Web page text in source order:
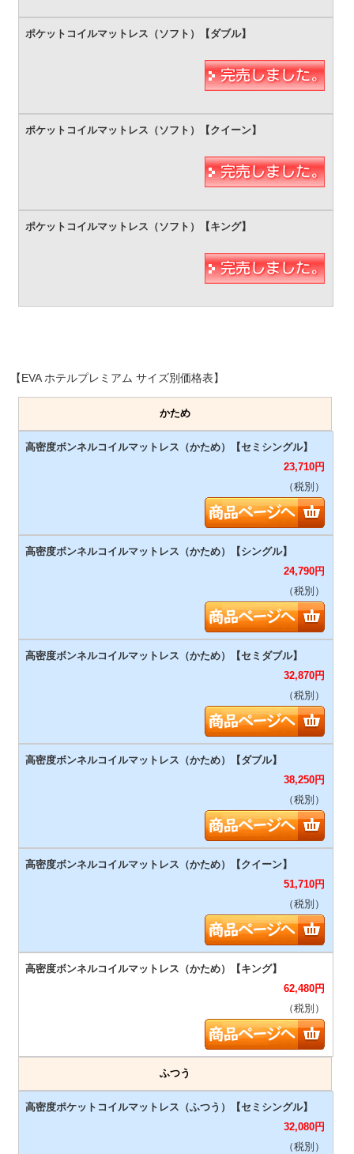
【EVA ホテルプレミアム サイズ別価格表】
かため
23,710円
（税別）
24,790円
（税別）
32,870円
（税別）
38,250円
（税別）
51,710円
（税別）
62,480円
（税別）
ふつう
32,080円
（税別）